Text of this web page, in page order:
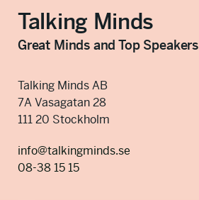
Talking Minds
Great Minds and Top Speakers
Talking Minds AB
7A Vasagatan 28
111 20 Stockholm
info@talkingminds.se
08-38 15 15